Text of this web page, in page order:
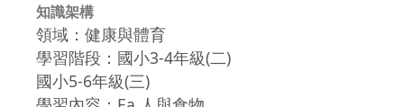
知識架構
領域：健康與體育
學習階段：國小3-4年級(二)
國小5-6年級(三)